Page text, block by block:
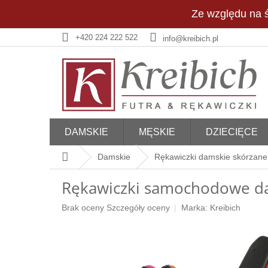
treści
Ze względu na
+420 224 222 522 info@kreibich.pl
DAMSKIE MĘSKIE DZIECIĘCE
Home Damskie Rękawiczki damskie
Rękawiczki samochodowe
Średnia
Brak oceny Szczegóły oceny Marka: Kreibich